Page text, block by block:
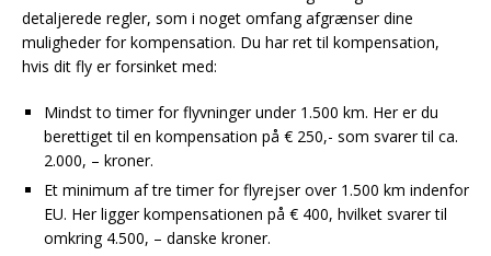
detaljerede regler, som i noget omfang afgrænser dine
muligheder for kompensation. Du har ret til kompensation,
hvis dit fly er forsinket med:
Mindst to timer for flyvninger under 1.500 km. Her er du
berettiget til en kompensation på € 250,- som svarer til ca.
2.000, – kroner.
Et minimum af tre timer for flyrejser over 1.500 km indenfor
EU. Her ligger kompensationen på € 400, hvilket svarer til
omkring 4.500, – danske kroner.